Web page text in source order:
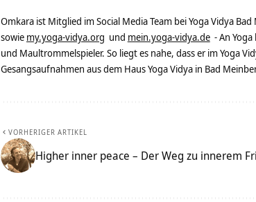
Omkara ist Mitglied im Social Media Team bei Yoga Vidya
sowie my.yoga-vidya.org und mein.yoga-vidya.de - An
und Maultrommelspieler. So liegt es nahe, dass er im Yoga
Gesangsaufnahmen aus dem Haus Yoga Vidya in Bad
VORHERIGER ARTIKEL
Higher inner peace – Der Weg zu innerem